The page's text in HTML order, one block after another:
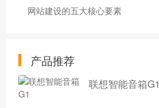
网站建设的五大核心要素
产品推荐
联想智能音箱G1